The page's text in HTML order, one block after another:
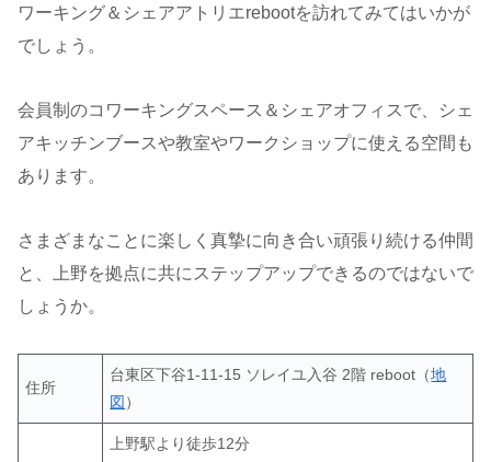
ワーキング＆シェアアトリエrebootを訪れてみてはいかが
でしょう。
会員制のコワーキングスペース＆シェアオフィスで、シェ
アキッチンブースや教室やワークショップに使える空間も
あります。
さまざまなことに楽しく真摯に向き合い頑張り続ける仲間
と、上野を拠点に共にステップアップできるのではないで
しょうか。
住所
台東区下谷1-11-15 ソレイユ入谷 2階 reboot（地
図 ）
上野駅より徒歩12分